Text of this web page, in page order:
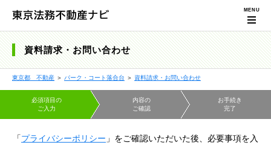
資料請求・お問い合わせ
東京都 不動産 ＞ パーク・コート落合台 ＞ 資料請求・お問い合わせ
必須項目の
ご入力
内容の
ご確認
お手続き
完了
「プライバシーポリシー 」をご確認いただいた後、必要事項を入